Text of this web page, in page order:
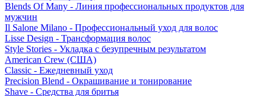
Blends Of Many - Линия профессиональных продуктов для
мужчин
Il Salone Milano - Профессиональный уход для волос
Lisse Design - Трансформация волос
Style Stories - Укладка с безупречным результатом
American Crew (США)
Classic - Ежедневный уход
Precision Blend - Окрашивание и тонирование
Shave - Средства для бритья